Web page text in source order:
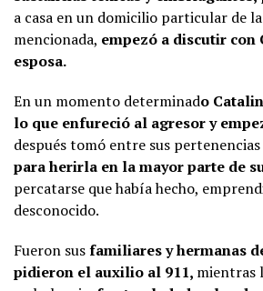
a casa en un domicilio particular de
mencionada, empezó a discutir con
esposa.
En un momento determinado
lo que enfureció al agresor y
después tomó entre sus
para herirla en la mayor parte de
percatarse que había hecho,
desconocido.
Fueron susfamiliares y hermanas
pidieron el auxilio al 911, mientras